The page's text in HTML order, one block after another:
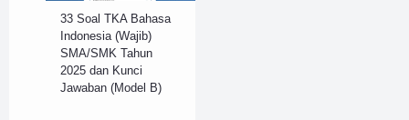
33 Soal TKA Bahasa
Indonesia (Wajib)
SMA/SMK Tahun
2025 dan Kunci
Jawaban (Model B)